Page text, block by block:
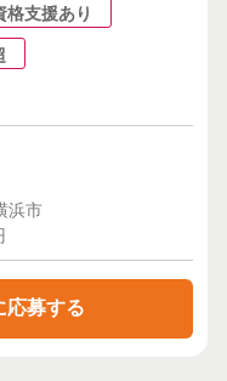
格支援あり
浜市
応募する